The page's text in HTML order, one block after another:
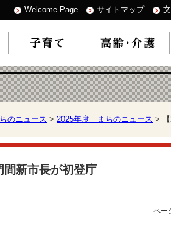
Welcome Page サイトマップ
のニュース > 2025年度 まちのニュース >
間新市長が初登庁
ペー